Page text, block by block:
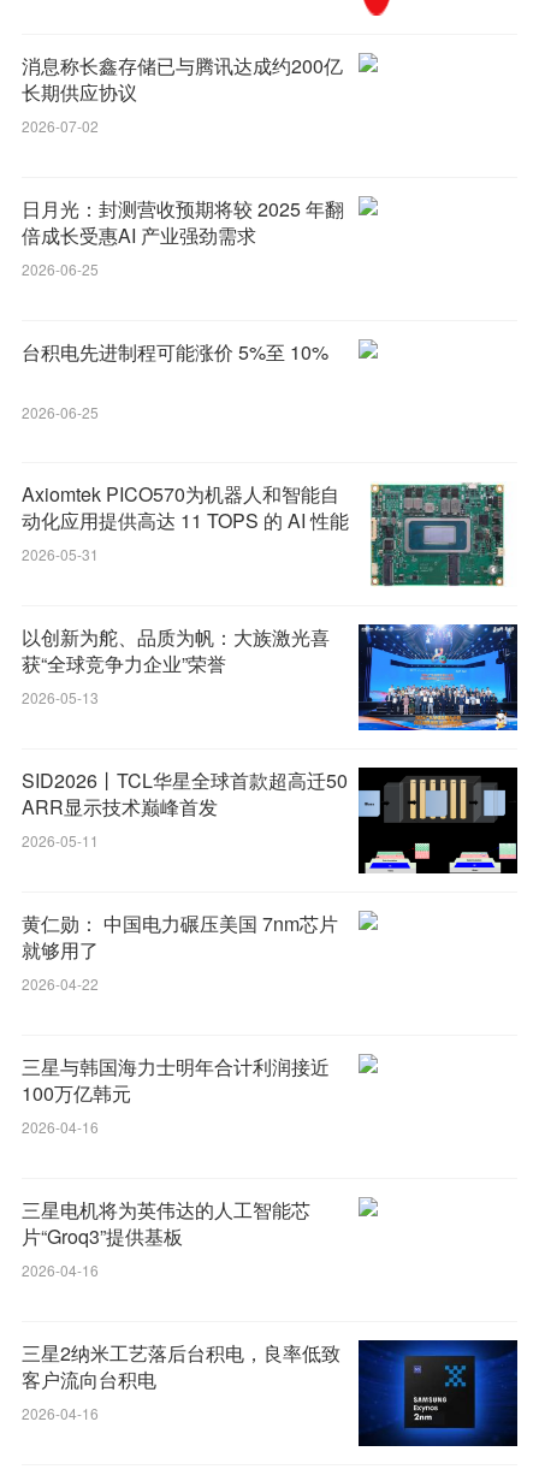
消息称长鑫存储已与腾讯达成约200亿
长期供应协议
2026-07-02
日月光：封测营收预期将较 2025 年翻
倍成长受惠AI 产业强劲需求
2026-06-25
台积电先进制程可能涨价 5%至 10%
2026-06-25
Axiomtek PICO570为机器人和智能自
动化应用提供高达 11 TOPS 的 AI 性能
2026-05-31
以创新为舵、品质为帆：大族激光喜
获“全球竞争力企业”荣誉
2026-05-13
SID2026丨TCL华星全球首款超高迁50
ARR显示技术巅峰首发
2026-05-11
黄仁勋： 中国电力碾压美国 7nm芯片
就够用了
2026-04-22
三星与韩国海力士明年合计利润接近
100万亿韩元
2026-04-16
三星电机将为英伟达的人工智能芯
片“Groq3”提供基板
2026-04-16
三星2纳米工艺落后台积电，良率低致
客户流向台积电
2026-04-16